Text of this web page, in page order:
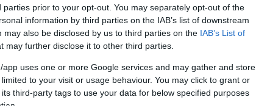
parties prior to your opt-out. You may separately opt-out of the
information by third parties on the IAB’s list of downstream
may also be disclosed by us to third parties on the IAB’s List of
may further disclose it to other third parties.
uses one or more Google services and may gather and store
to your visit or usage behaviour. You may click to grant or
third-party tags to use your data for below specified purposes